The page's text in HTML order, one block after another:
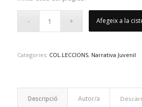
Afegeix a la
Categories: COL.LECCIONS, Narrativa Juvenil
Descripció